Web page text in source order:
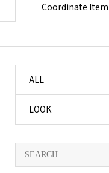
Coordinate Item
ALL
LOOK